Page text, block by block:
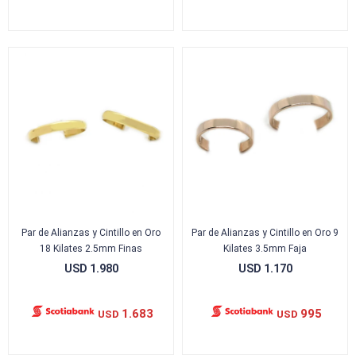
Par de Alianzas y Cintillo en Oro
18 Kilates 2.5mm Finas
USD 1.980
USD 1.683
Par de Alianzas y Cintillo en Oro 9
Kilates 3.5mm Faja
USD 1.170
USD 995